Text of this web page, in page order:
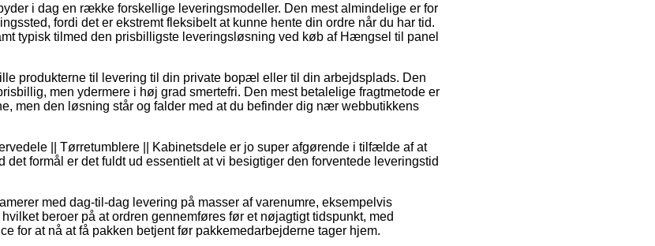
i dag en række forskellige leveringsmodeller. Den mest almindelige er for
fordi det er ekstremt fleksibelt at kunne hente din ordre når du har tid.
typisk tilmed den prisbilligste leveringsløsning ved køb af Hængsel til panel
produkterne til levering til din private bopæl eller til din arbejdsplads. Den
men ydermere i høj grad smertefri. Den mest betalelige fragtmetode er
men den løsning står og falder med at du befinder dig nær webbutikkens
|| Tørretumblere || Kabinetsdele er jo super afgørende i tilfælde af at
det formål er det fuldt ud essentielt at vi besigtiger den forventede leveringstid
med dag-til-dag levering på masser af varenumre, eksempelvis
beroer på at ordren gennemføres før et nøjagtigt tidspunkt, med
for at nå at få pakken betjent før pakkemedarbejderne tager hjem.